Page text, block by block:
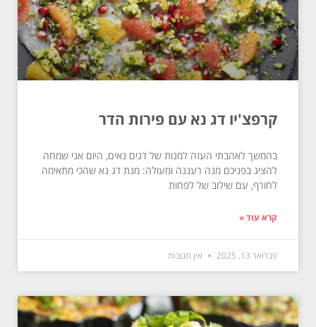
קרפצ'יו דג נא עם פירות הדר
בהמשך לאהבתי העזה למנות של דגים נאים, היום אני שמחה
להציג בפניכם מנה רעננה ומעולה: מנת דג נא שהכי מתאימה
לחורף, עם שילוב של לפחות
קרא עוד »
פברואר 13, 2025 אין תגובות